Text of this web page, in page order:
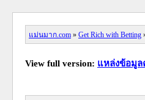
แม่นมาก.com » Get Rich with Betting
View full version: แหล่งข้อมูล